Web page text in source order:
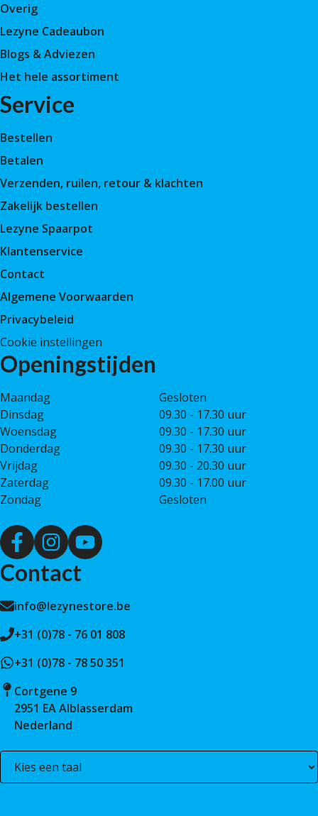
Overig
Lezyne Cadeaubon
Blogs & Adviezen
Het hele assortiment
Service
Bestellen
Betalen
Verzenden, ruilen, retour & klachten
Zakelijk bestellen
Lezyne Spaarpot
Klantenservice
Contact
Algemene Voorwaarden
Privacybeleid
Cookie instellingen
Openingstijden
Maandag
Gesloten
Dinsdag
09.30 - 17.30 uur
Woensdag
09.30 - 17.30 uur
Donderdag
09.30 - 17.30 uur
Vrijdag
09.30 - 20.30 uur
Zaterdag
09.30 - 17.00 uur
Zondag
Gesloten
Contact
info@lezynestore.be
+31 (0)78 - 76 01 808
+31 (0)78 - 78 50 351
Cortgene 9
2951 EA Alblasserdam
Nederland